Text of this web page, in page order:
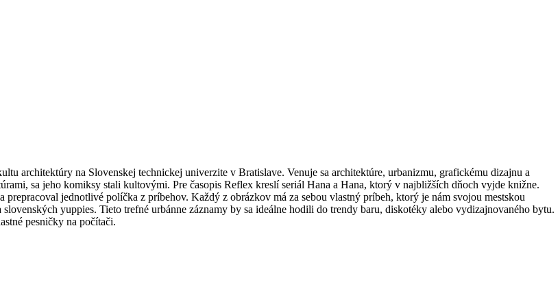
architektúry na Slovenskej technickej univerzite v Bratislave. Venuje sa architektúre, urbanizmu, grafickému dizajnu a
sa jeho komiksy stali kultovými. Pre časopis Reflex kreslí seriál Hana a Hana, ktorý v najbližších dňoch vyjde knižne.
jednotlivé políčka z príbehov. Každý z obrázkov má za sebou vlastný príbeh, ktorý je nám svojou mestskou
yuppies. Tieto trefné urbánne záznamy by sa ideálne hodili do trendy baru, diskotéky alebo vydizajnovaného bytu.
pesničky na počítači.